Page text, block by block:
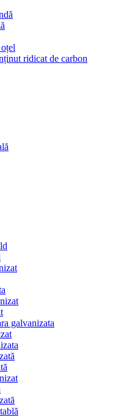
ridicat de carbon
galvanizata